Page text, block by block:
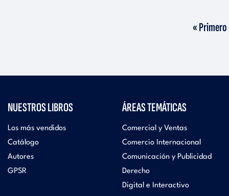
Primera
« Primero
NUESTROS LIBROS
Los más vendidos
Catálogo
Autores
GPSR
ÁREAS TEMÁTICAS
Comercial y Ventas
Comercio Internacional
Comunicación y Publicidad
Derecho
Digital e Interactivo